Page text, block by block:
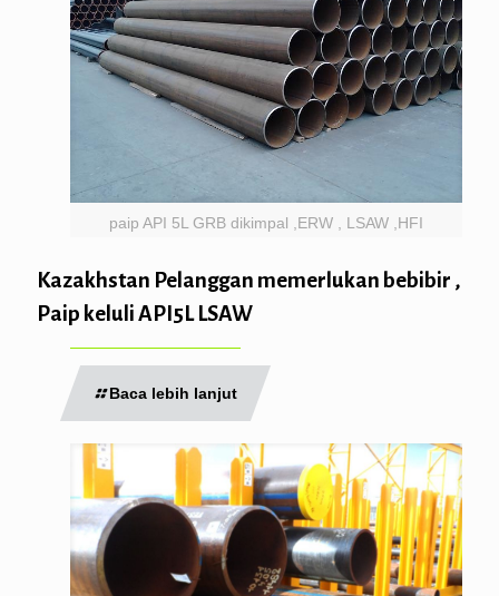
paip API 5L GRB dikimpal ,ERW , LSAW ,HFI
Kazakhstan Pelanggan memerlukan bebibir ,
Paip keluli API5L LSAW
Baca lebih lanjut